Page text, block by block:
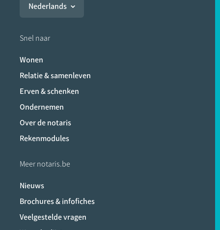
Nederlands
Snel naar
Wonen
Relatie & samenleven
Erven & schenken
Ondernemen
Over de notaris
Rekenmodules
Meer notaris.be
Nieuws
Brochures & infofiches
Veelgestelde vragen